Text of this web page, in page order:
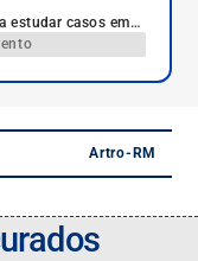
estudar casos em
Artro-RM